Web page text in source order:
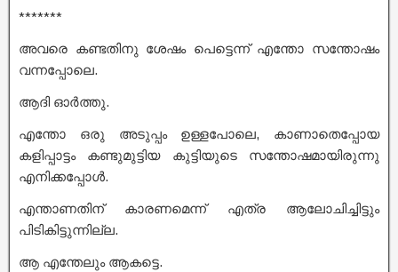
*******
അവരെ കണ്ടതിനു ശേഷം പെട്ടെന്ന് എന്തോ സന്തോഷം
വന്നപ്പോലെ.
ആദി ഓർത്തു.
എന്തോ ഒരു അടുപ്പം ഉള്ളപോലെ, കാണാതെപ്പോയ
കളിപ്പാട്ടം കണ്ടുമുട്ടിയ കുട്ടിയുടെ സന്തോഷമായിരുന്നു
എനിക്കപ്പോൾ.
എന്താണതിന് കാരണമെന്ന് എത്ര ആലോചിച്ചിട്ടും
പിടികിട്ടുന്നില്ല.
ആ എന്തേലും ആകട്ടെ.